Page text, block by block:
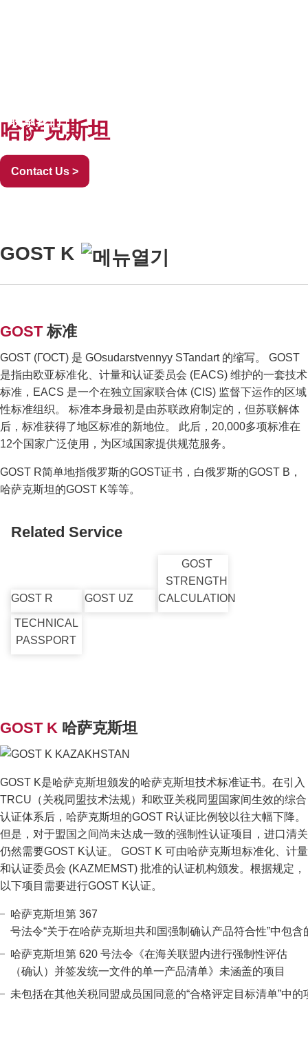
联系我们
哈萨克斯坦
Contact Us >
GOST K
GOST标准
GOST (ГОСТ) 是 GOsudarstvennyy STandart 的缩写。 GOST
是指由欧亚标准化、计量和认证委员会 (EACS) 维护的一套技术
标准，EACS 是一个在独立国家联合体 (CIS) 监督下运作的区域
性标准组织。 标准本身最初是由苏联政府制定的，但苏联解体
后，标准获得了地区标准的新地位。 此后，20,000多项标准在
12个国家广泛使用，为区域国家提供规范服务。
GOST R简单地指俄罗斯的GOST证书，白俄罗斯的GOST B，
哈萨克斯坦的GOST K等等。
Related Service
GOST R GOST UZ
GOST
STRENGTH
CALCULATION
TECHNICAL
PASSPORT
GOST K 哈萨克斯坦
GOST K是哈萨克斯坦颁发的哈萨克斯坦技术标准证书。在引入
TRCU（关税同盟技术法规）和欧亚关税同盟国家间生效的综合
认证体系后，哈萨克斯坦的GOST R认证比例较以往大幅下降。
但是，对于盟国之间尚未达成一致的强制性认证项目，进口清关
仍然需要GOST K认证。 GOST K 可由哈萨克斯坦标准化、计量
和认证委员会 (KAZMEMST) 批准的认证机构颁发。根据规定，
以下项目需要进行GOST K认证。
哈萨克斯坦第 367
号法令“关于在哈萨克斯坦共和国强制确认产品符合性”中包含
哈萨克斯坦第 620 号法令《在海关联盟内进行强制性评估
（确认）并签发统一文件的单一产品清单》未涵盖的项目
未包括在其他关税同盟成员国同意的“合格评定目标清单”中的